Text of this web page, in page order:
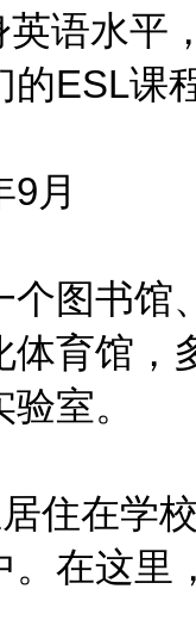
语水平
的ESL课
月
图书馆
体育馆，
室。
在学校
。在这里